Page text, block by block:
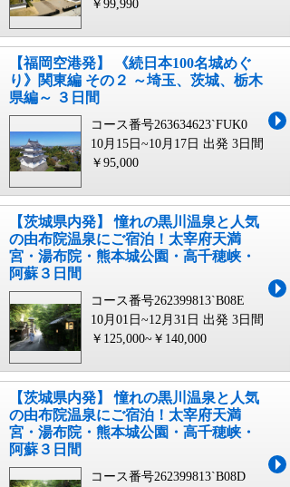
￥99,990
【福岡空港発】 《続日本100名城めぐ
り》関東編 その２ ～埼玉、茨城、栃木
県編～ ３日間
コース番号263634623`FUK0
10月15日~10月17日 出発 3日間
￥95,000
【茨城県内発】 憧れの黒川温泉と人気
の由布院温泉にご宿泊！太宰府天満
宮・湯布院・熊本城公園・高千穂峡・
阿蘇３日間
コース番号262399813`B08E
10月01日~12月31日 出発 3日間
￥125,000~￥140,000
【茨城県内発】 憧れの黒川温泉と人気
の由布院温泉にご宿泊！太宰府天満
宮・湯布院・熊本城公園・高千穂峡・
阿蘇３日間
コース番号262399813`B08D